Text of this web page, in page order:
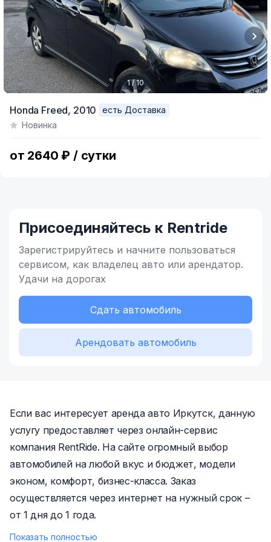
of
1 / 10
Honda Freed, 2010
есть Доставка
Новинка
от 2640 ₽ / сутки
Присоединяйтесь к Rentride
Зарегистрируйтесь и начните пользоваться
сервисом, как владелец авто или арендатор.
Удачи на дорогах
Сдать автомобиль
Арендовать автомобиль
Если вас интересует аренда авто Иркутск, данную
услугу предоставляет через онлайн-сервис
компания RentRide. На сайте огромный выбор
автомобилей на любой вкус и бюджет, модели
эконом, комфорт, бизнес-класса. Заказ
осуществляется через интернет на нужный срок –
от 1 дня до 1 года.
Показать полностью